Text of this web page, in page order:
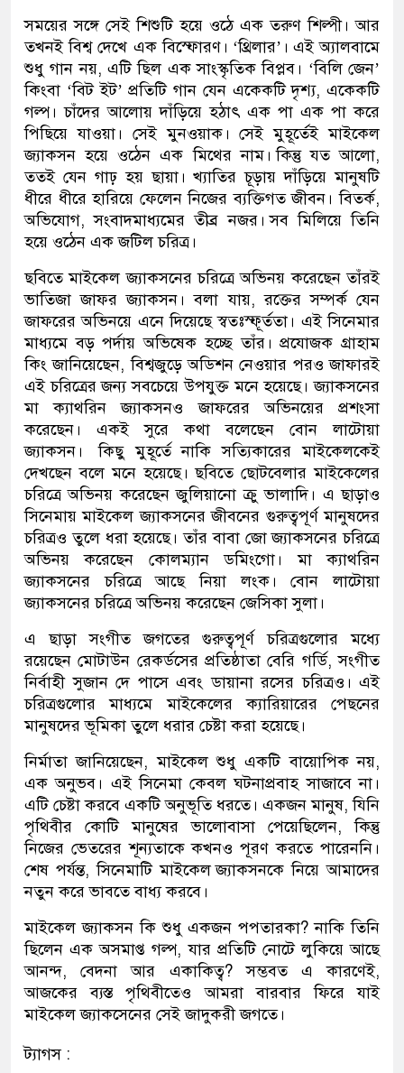
সময়ের সঙ্গে সেই শিশুটি হয়ে ওঠে এক তরুণ শিল্পী। আর
তখনই বিশ্ব দেখে এক বিস্ফোরণ। ‘থ্রিলার’। এই অ্যালবামে
শুধু গান নয়, এটি ছিল এক সাংস্কৃতিক বিপ্লব। ‘বিলি জেন’
কিংবা ‘বিট ইট’ প্রতিটি গান যেন একেকটি দৃশ্য, একেকটি
গল্প। চাঁদের আলোয় দাঁড়িয়ে হঠাৎ এক পা এক পা করে
পিছিয়ে যাওয়া। সেই মুনওয়াক। সেই মুহূর্তেই মাইকেল
জ্যাকসন হয়ে ওঠেন এক মিথের নাম। কিন্তু যত আলো,
ততই যেন গাঢ় হয় ছায়া। খ্যাতির চূড়ায় দাঁড়িয়ে মানুষটি
ধীরে ধীরে হারিয়ে ফেলেন নিজের ব্যক্তিগত জীবন। বিতর্ক,
অভিযোগ, সংবাদমাধ্যমের তীব্র নজর। সব মিলিয়ে তিনি
হয়ে ওঠেন এক জটিল চরিত্র।
ছবিতে মাইকেল জ্যাকসনের চরিত্রে অভিনয় করেছেন তাঁরই
ভাতিজা জাফর জ্যাকসন। বলা যায়, রক্তের সম্পর্ক যেন
জাফরের অভিনয়ে এনে দিয়েছে স্বতঃস্ফূর্ততা। এই সিনেমার
মাধ্যমে বড় পর্দায় অভিষেক হচ্ছে তাঁর। প্রযোজক গ্রাহাম
কিং জানিয়েছেন, বিশ্বজুড়ে অডিশন নেওয়ার পরও জাফারই
এই চরিত্রের জন্য সবচেয়ে উপযুক্ত মনে হয়েছে। জ্যাকসনের
মা ক্যাথরিন জ্যাকসনও জাফরের অভিনয়ের প্রশংসা
করেছেন। একই সুরে কথা বলেছেন বোন লাটোয়া
জ্যাকসন। কিছু মুহূর্তে নাকি সত্যিকারের মাইকেলকেই
দেখছেন বলে মনে হয়েছে। ছবিতে ছোটবেলার মাইকেলের
চরিত্রে অভিনয় করেছেন জুলিয়ানো ক্রু ভালাদি। এ ছাড়াও
সিনেমায় মাইকেল জ্যাকসনের জীবনের গুরুত্বপূর্ণ মানুষদের
চরিত্রও তুলে ধরা হয়েছে। তাঁর বাবা জো জ্যাকসনের চরিত্রে
অভিনয় করেছেন কোলম্যান ডমিংগো। মা ক্যাথরিন
জ্যাকসনের চরিত্রে আছে নিয়া লংক। বোন লাটোয়া
জ্যাকসনের চরিত্রে অভিনয় করেছেন জেসিকা সুলা।
এ ছাড়া সংগীত জগতের গুরুত্বপূর্ণ চরিত্রগুলোর মধ্যে
রয়েছেন মোটাউন রেকর্ডসের প্রতিষ্ঠাতা বেরি গর্ডি, সংগীত
নির্বাহী সুজান দে পাসে এবং ডায়ানা রসের চরিত্রও। এই
চরিত্রগুলোর মাধ্যমে মাইকেলের ক্যারিয়ারের পেছনের
মানুষদের ভূমিকা তুলে ধরার চেষ্টা করা হয়েছে।
নির্মাতা জানিয়েছেন, মাইকেল শুধু একটি বায়োপিক নয়,
এক অনুভব। এই সিনেমা কেবল ঘটনাপ্রবাহ সাজাবে না।
এটি চেষ্টা করবে একটি অনুভূতি ধরতে। একজন মানুষ, যিনি
পৃথিবীর কোটি মানুষের ভালোবাসা পেয়েছিলেন, কিন্তু
নিজের ভেতরের শূন্যতাকে কখনও পূরণ করতে পারেননি।
শেষ পর্যন্ত, সিনেমাটি মাইকেল জ্যাকসনকে নিয়ে আমাদের
নতুন করে ভাবতে বাধ্য করবে।
মাইকেল জ্যাকসন কি শুধু একজন পপতারকা? নাকি তিনি
ছিলেন এক অসমাপ্ত গল্প, যার প্রতিটি নোটে লুকিয়ে আছে
আনন্দ, বেদনা আর একাকিত্ব? সম্ভবত এ কারণেই,
আজকের ব্যস্ত পৃথিবীতেও আমরা বারবার ফিরে যাই
মাইকেল জ্যাকসেনের সেই জাদুকরী জগতে।
ট্যাগস :